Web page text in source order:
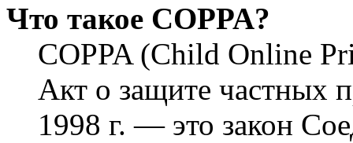
Что такое COPPA?
COPPA (Child Online
Акт о защите частных
1998 г. — это закон